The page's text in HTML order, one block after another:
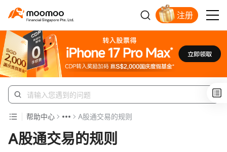
注册
帮助中心 A股通交易的规则
A股通交易的规则